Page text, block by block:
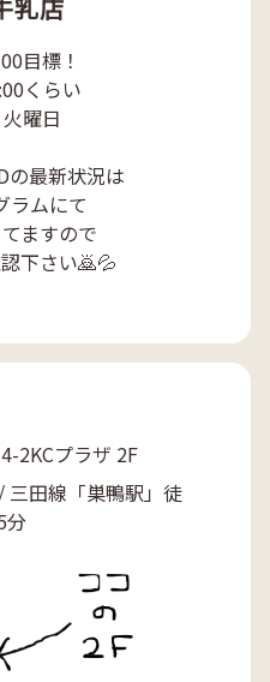
乳店
目標！
くらい
曜日
の最新状況は
ラムにて
ますので
下さい🙇💦
2KCプラザ 2F
三田線「巣鴨駅」徒
分